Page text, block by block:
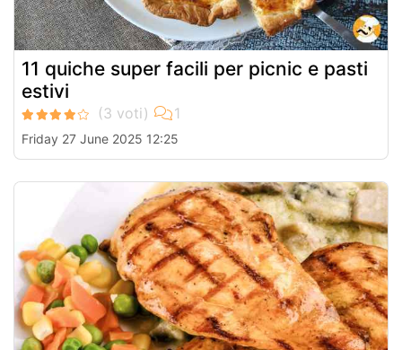
11 quiche super facili per picnic e pasti
estivi
Friday 27 June 2025 12:25